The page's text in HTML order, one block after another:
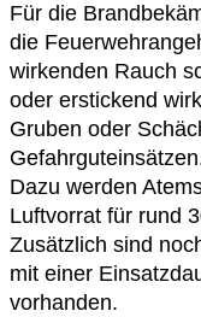
Für die
die
wirkenden Rauch
oder erstickend
Gruben oder
Dazu werden
Luftvorrat für rund
Zusätzlich sind
mit einer
vorhanden.